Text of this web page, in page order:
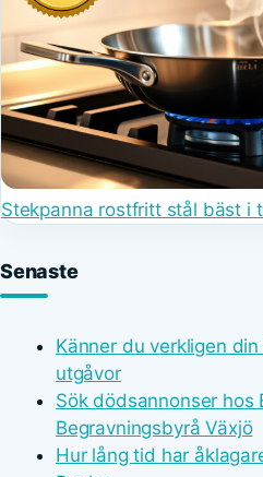
Stekpanna rostfritt stål bäst i
Senaste
Känner du verkligen
utgåvor
Sök dödsannonser hos
Begravningsbyrå Växjö
Hur lång tid har